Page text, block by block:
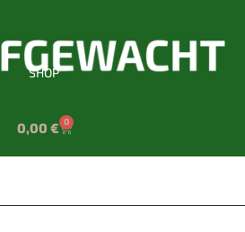
SHOP
0,00 € 0